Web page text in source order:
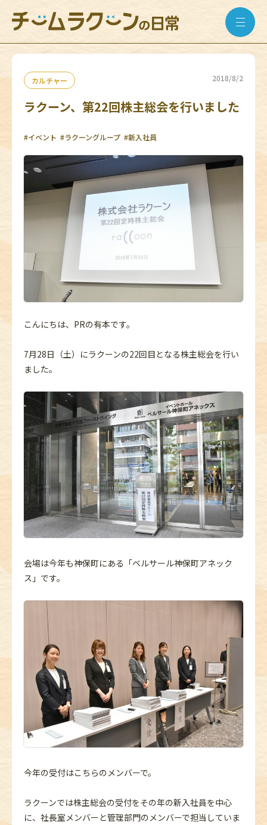
カルチャー 2018/8/2
ラクーン、第22回株主総会を行いました
#イベント #ラクーングループ #新入社員
こんにちは、PRの有本です。
7月28日（土）にラクーンの22回目となる株主総会を行い
ました。
会場は今年も神保町にある「ベルサール神保町アネック
ス」です。
今年の受付はこちらのメンバーで。
ラクーンでは株主総会の受付をその年の新入社員を中心
に、社長室メンバーと管理部門のメンバーで担当していま